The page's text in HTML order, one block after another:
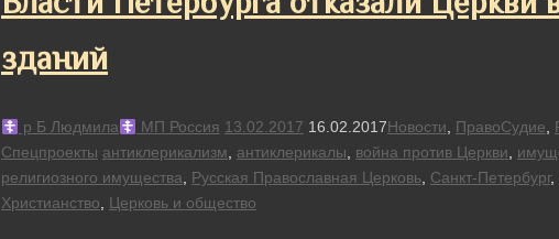
зданий
р Б Людмила МП Россия 13.02.2017 16.02.2017Новости ПравоСудие
Спецпроекты антиклерикализм антиклерикалы война против Церкви
религиозного имущества
Русская Православная Церковь Санкт-Петербург,
Христианство
Церковь и общество